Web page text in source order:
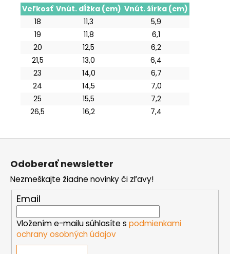
Veľkosť Vnút. dĺžka (cm) Vnút. šírka (cm)
18
11,3
5,9
19
11,8
6,1
20
12,5
6,2
21,5
13,0
6,4
23
14,0
6,7
24
14,5
7,0
25
15,5
7,2
26,5
16,2 7,4
Odoberať newsletter
Nezmeškajte žiadne novinky či zľavy!
Email
Vložením e-mailu súhlasíte s podmienkami
ochrany osobných údajov